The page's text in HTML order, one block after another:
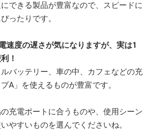
できる製品が豊富なので、スピードに
ったりです。
速度の遅さが気になりますが、実は1
！
バッテリー、車の中、カフェなどの充
A」を使えるものが豊富です。
充電ポートに合うものや、使用シーン
やすいものを選んでくださいね。